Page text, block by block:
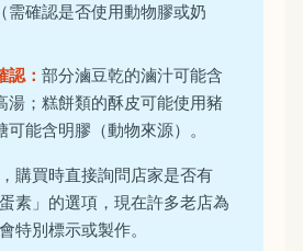
需確認是否使用動物膠或奶
： 部分滷豆乾的滷汁可能含
湯；糕餅類的酥皮可能使用豬
能含明膠（動物來源）。
購買時直接詢問店家是否有
素」的選項，現在許多老店為
特別標示或製作。